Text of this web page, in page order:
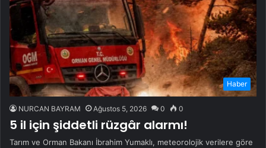
Haber
NURCAN BAYRAM Ağustos 5, 2026 0 0
5 il için şiddetli rüzgâr alarmı!
Tarım ve Orman Bakanı İbrahim Yumaklı, meteorolojik verilere göre